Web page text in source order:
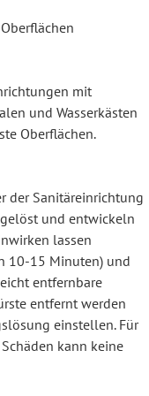
mit
und Wasserkästen
Oberflächen.
der Sanitäreinrichtung
und entwickeln
lassen
10-15 Minuten) und
entfernbare
entfernt werden
einstellen. Für
kann keine